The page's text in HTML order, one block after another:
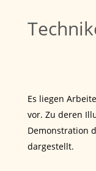
Es liegen
vor. Zu deren
Demonstration
dargestellt.